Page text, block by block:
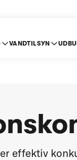
VANDTILSYN
effektiv